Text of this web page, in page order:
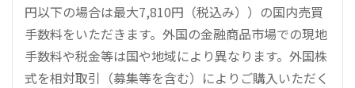
円以下の場合は最大7,810円（税込み））の国内売買
手数料をいただきます。外国の金融商品市場での現地
手数料や税金等は国や地域により異なります。外国株
式を相対取引（募集等を含む）によりご購入いただく